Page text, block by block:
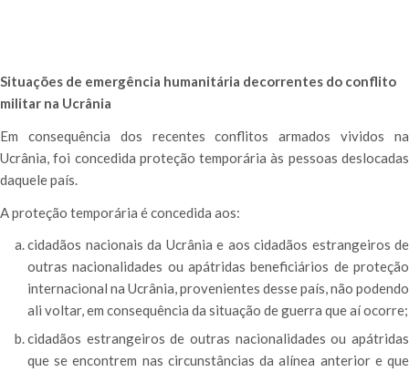
Situações de emergência humanitária decorrentes do conflito
militar na Ucrânia
Em consequência dos recentes conflitos armados vividos na
Ucrânia, foi concedida proteção temporária às pessoas deslocadas
daquele país.
A proteção temporária é concedida aos:
cidadãos nacionais da Ucrânia e aos cidadãos estrangeiros de
outras nacionalidades ou apátridas beneficiários de proteção
internacional na Ucrânia, provenientes desse país, não podendo
ali voltar, em consequência da situação de guerra que aí ocorre;
cidadãos estrangeiros de outras nacionalidades ou apátridas
que se encontrem nas circunstâncias da alínea anterior e que